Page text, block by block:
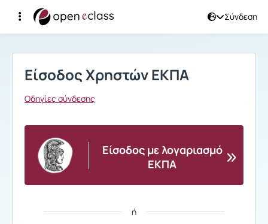
Σύνδεση
Σύνδεση
Είσοδος Χρηστών ΕΚΠΑ
Οδηγίες σύνδεσης
Είσοδος με λογαριασμό
ΕΚΠΑ
ή